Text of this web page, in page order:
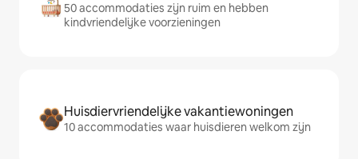
50 accommodaties zijn ruim en hebben
kindvriendelijke voorzieningen
Huisdiervriendelijke vakantiewoningen
10 accommodaties waar huisdieren welkom zijn